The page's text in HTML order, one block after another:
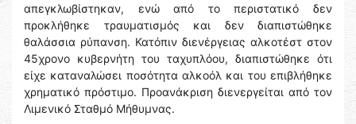
απεγκλωβίστηκαν, ενώ από το περιστατικό δεν
προκλήθηκε τραυματισμός και δεν διαπιστώθηκε
θαλάσσια ρύπανση. Κατόπιν διενέργειας αλκοτέστ στον
45χρονο κυβερνήτη του ταχυπλόου, διαπιστώθηκε ότι
είχε καταναλώσει ποσότητα αλκοόλ και του επιβλήθηκε
χρηματικό πρόστιμο. Προανάκριση διενεργείται από τον
Λιμενικό Σταθμό Μήθυμνας.